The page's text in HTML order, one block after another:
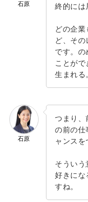
石原
終的には
どの企
ど、そ
です。の
ことが
生まれる
石原
つまり、
の前の仕
ャンスを
そういう
好きにな
すね。